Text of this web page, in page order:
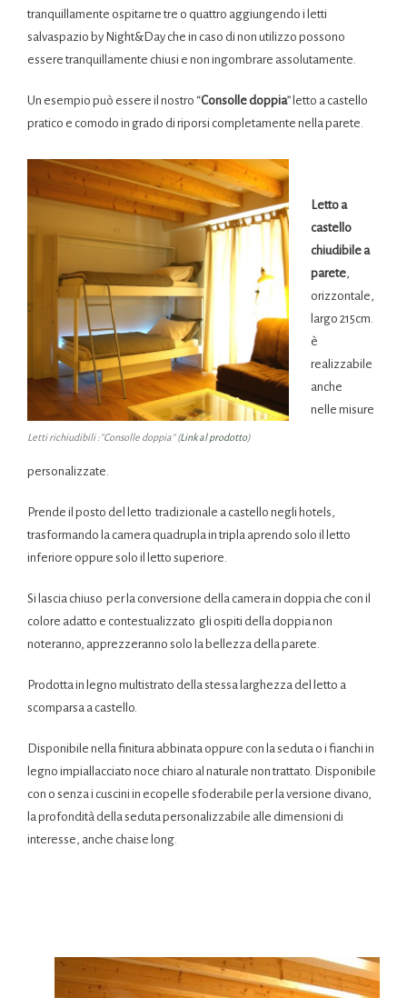
tranquillamente ospitarne tre o quattro aggiungendo i letti
salvaspazio by Night&Day che in caso di non utilizzo possono
essere tranquillamente chiusi e non ingombrare assolutamente.
Un esempio può essere il nostro “Consolle doppia” letto a castello
pratico e comodo in grado di riporsi completamente nella parete.
Letti richiudibili :”Consolle doppia” (Link al prodotto)
Letto a
castello
chiudibile a
parete,
orizzontale,
largo 215cm.
è
realizzabile
anche
nelle misure
personalizzate.
Prende il posto del letto tradizionale a castello negli hotels,
trasformando la camera quadrupla in tripla aprendo solo il letto
inferiore oppure solo il letto superiore.
Si lascia chiuso per la conversione della camera in doppia che con il
colore adatto e contestualizzato gli ospiti della doppia non
noteranno, apprezzeranno solo la bellezza della parete.
Prodotta in legno multistrato della stessa larghezza del letto a
scomparsa a castello.
Disponibile nella finitura abbinata oppure con la seduta o i fianchi in
legno impiallacciato noce chiaro al naturale non trattato. Disponibile
con o senza i cuscini in ecopelle sfoderabile per la versione divano,
la profondità della seduta personalizzabile alle dimensioni di
interesse, anche chaise long.